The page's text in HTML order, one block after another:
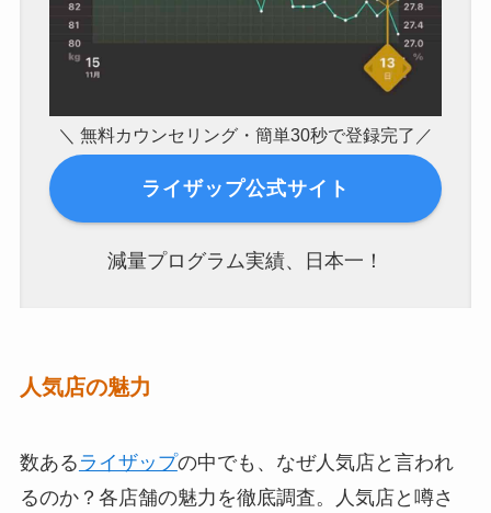
＼ 無料カウンセリング・簡単30秒で登録完了／
ライザップ公式サイト
減量プログラム実績、日本一！
人気店の魅力
数ある ライザップの中でも、なぜ人気店と言われ
るのか？各店舗の魅力を徹底調査。人気店と噂さ